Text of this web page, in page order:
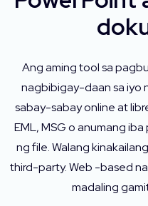
Ang aming tool sa
nagbibigay-daan sa iyo
sabay-sabay online at
EML, MSG o anumang
ng file. Walang
third-party. Web -based
madaling